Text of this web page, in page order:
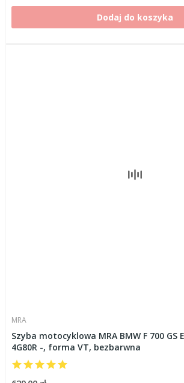
Dodaj do koszyka
MRA
Szyba motocyklowa MRA BMW F 700 GS
4G80R -, forma VT, bezbarwna